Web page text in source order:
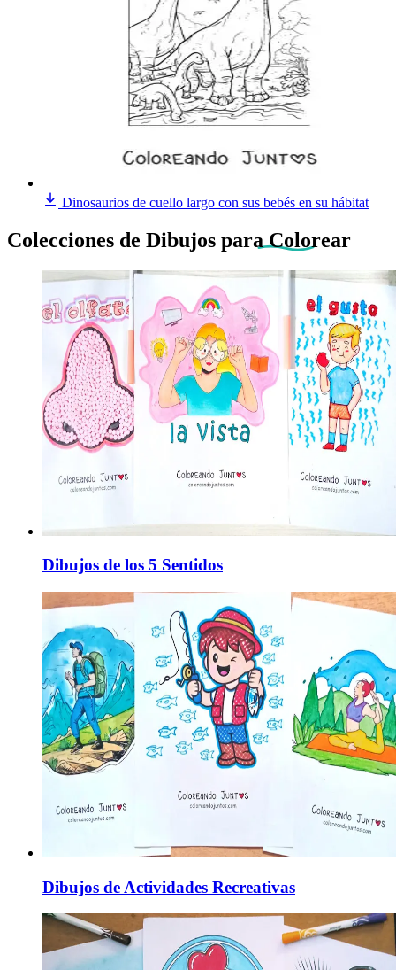
Dinosaurios de cuello largo con sus bebés en su hábitat
Colecciones de Dibujos para Colorear
Dibujos de los 5 Sentidos
Dibujos de Actividades Recreativas